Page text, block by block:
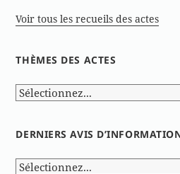
Voir tous les recueils des actes
THÈMES DES ACTES
DERNIERS AVIS